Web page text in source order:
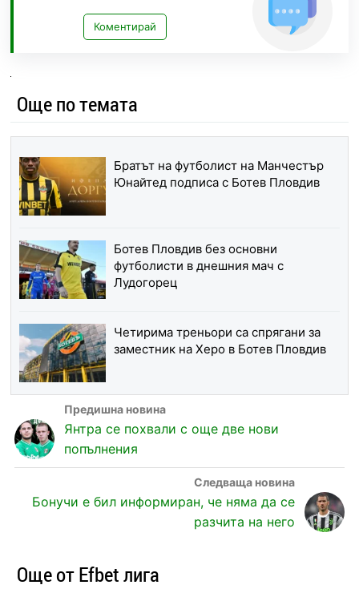
Коментирай
Още по темата
Братът на футболист на Манчестър
Юнайтед подписа с Ботев Пловдив
Ботев Пловдив без основни
футболисти в днешния мач с
Лудогорец
Четирима треньори са спрягани за
заместник на Херо в Ботев Пловдив
Янтра се похвали с още две нови
попълнения
Бонучи е бил информиран, че няма да се
разчита на него
Още от Efbet лига